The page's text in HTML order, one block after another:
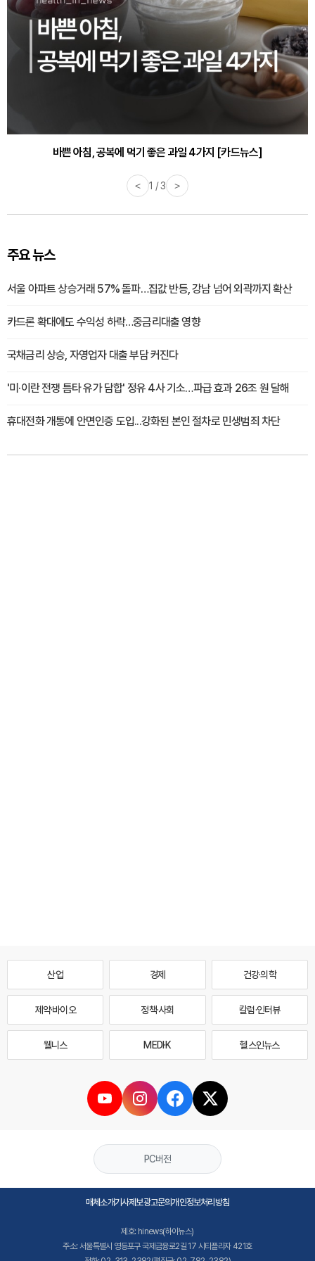
바쁜 아침, 공복에 먹기 좋은 과일 4가지 [카드뉴스]
< 1 / 3 >
주요 뉴스
서울 아파트 상승거래 57% 돌파…집값 반등, 강남 넘어 외곽까지 확산
카드론 확대에도 수익성 하락…중금리대출 영향
국채금리 상승, 자영업자 대출 부담 커진다
'미·이란 전쟁 틈타 유가 담합' 정유 4사 기소…파급 효과 26조 원 달해
휴대전화 개통에 안면인증 도입...강화된 본인 절차로 민생범죄 차단
산업 경제 건강·의학
제약·바이오 정책·사회 칼럼·인터뷰
웰니스 MEDI·K 헬스인뉴스
PC버전
매체소개기사제보광고문의개인정보처리방침
제호: hinews(하이뉴스)
주소: 서울특별시 영등포구 국제금융로2길 17 시티플라자 421호